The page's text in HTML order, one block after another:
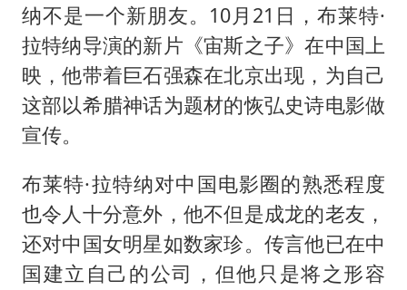
纳不是一个新朋友。10月21日，布莱特·
拉特纳导演的新片《宙斯之子》在中国上
映，他带着巨石强森在北京出现，为自己
这部以希腊神话为题材的恢弘史诗电影做
宣传。
布莱特·拉特纳对中国电影圈的熟悉程度
也令人十分意外，他不但是成龙的老友，
还对中国女明星如数家珍。传言他已在中
国建立自己的公司，但他只是将之形容